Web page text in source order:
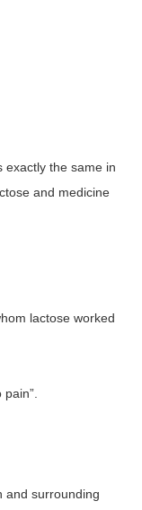
exactly the same in
and medicine
lactose worked
and surrounding